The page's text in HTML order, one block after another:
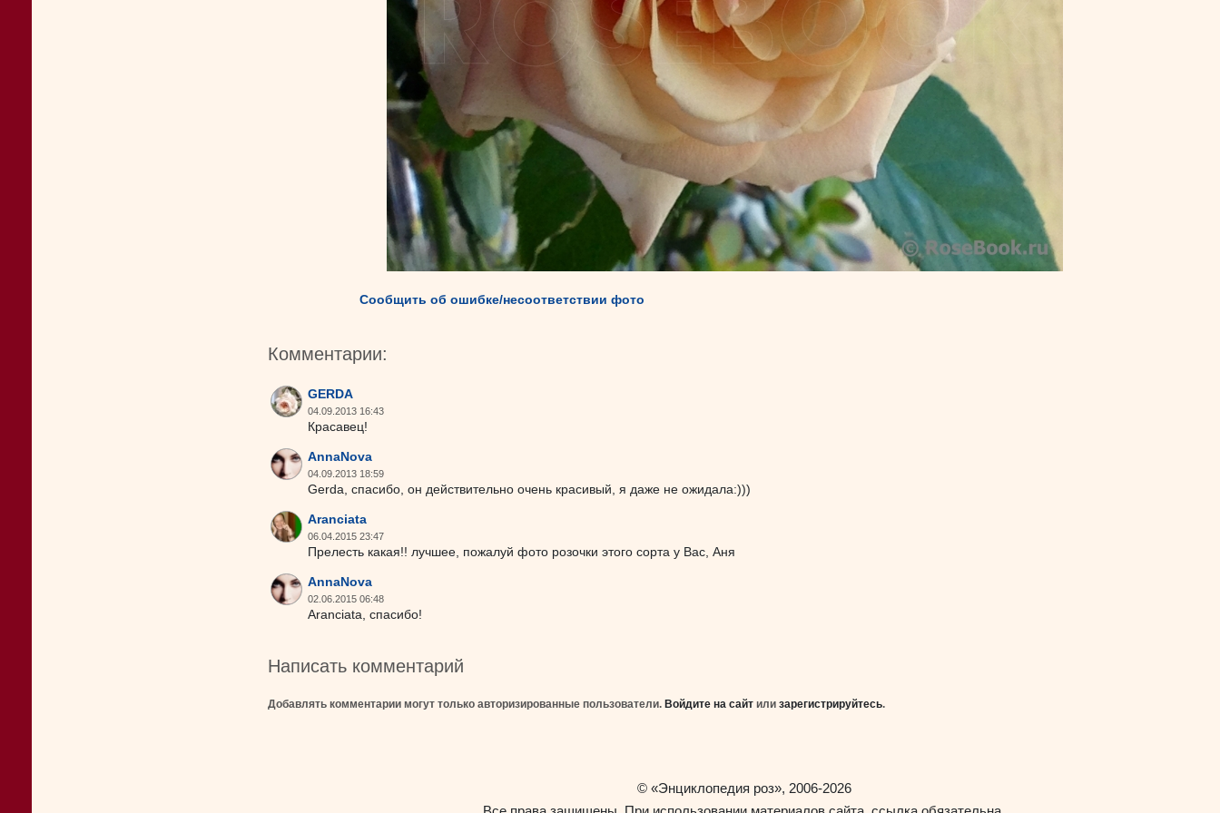
Сообщить об ошибке/несоответствии фото
Комментарии:
GERDA
04.09.2013 16:43
Красавец!
AnnaNova
04.09.2013 18:59
Gerda, спасибо, он действительно очень красивый, я даже не ожидала:)))
Aranciata
06.04.2015 23:47
Прелесть какая!! лучшее, пожалуй фото розочки этого сорта у Вас, Аня
AnnaNova
02.06.2015 06:48
Aranciata, спасибо!
Написать комментарий
Добавлять комментарии могут только авторизированные пользователи. Войдите на сайт или зарегистрируйтесь.
© «Энциклопедия роз», 2006-2026